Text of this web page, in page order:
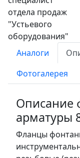
Аналоги
Фотогалерея
Описание
арматуры
Фланцы